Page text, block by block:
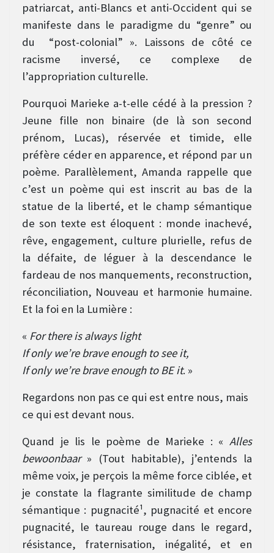
patriarcat, anti-Blancs et anti-Occident qui se
manifeste dans le paradigme du “genre” ou
du “post-colonial” ». Laissons de côté ce
racisme inversé, ce complexe de
l’appropriation culturelle.
Pourquoi Marieke a-t-elle cédé à la pression ?
Jeune fille non binaire (de là son second
prénom, Lucas), réservée et timide, elle
préfère céder en apparence, et répond par un
poème. Parallèlement, Amanda rappelle que
c’est un poème qui est inscrit au bas de la
statue de la liberté, et le champ sémantique
de son texte est éloquent : monde inachevé,
rêve, engagement, culture plurielle, refus de
la défaite, de léguer à la descendance le
fardeau de nos manquements, reconstruction,
réconciliation, Nouveau et harmonie humaine.
Et la foi en la Lumière :
« For there is always light
If only we’re brave enough to see it,
If only we’re brave enough to BE it. »
Regardons non pas ce qui est entre nous, mais
ce qui est devant nous.
Quand je lis le poème de Marieke : « Alles
bewoonbaar» (Tout habitable), j’entends la
même voix, je perçois la même force ciblée, et
je constate la flagrante similitude de champ
sémantique : pugnacité¹, pugnacité et encore
pugnacité, le taureau rouge dans le regard,
résistance, fraternisation, inégalité, et en